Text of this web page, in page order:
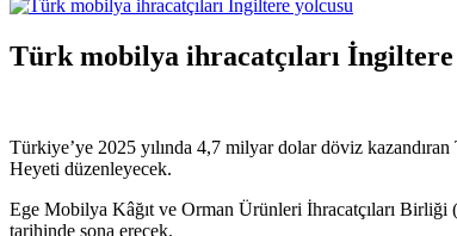
Türk mobilya ihracatçıları İngiltere
Türkiye’ye 2025 yılında 4,7 milyar dolar döviz
Heyeti düzenleyecek.
Ege Mobilya Kâğıt ve Orman Ürünleri İhracatçıları Birliği
tarihinde sona erecek.